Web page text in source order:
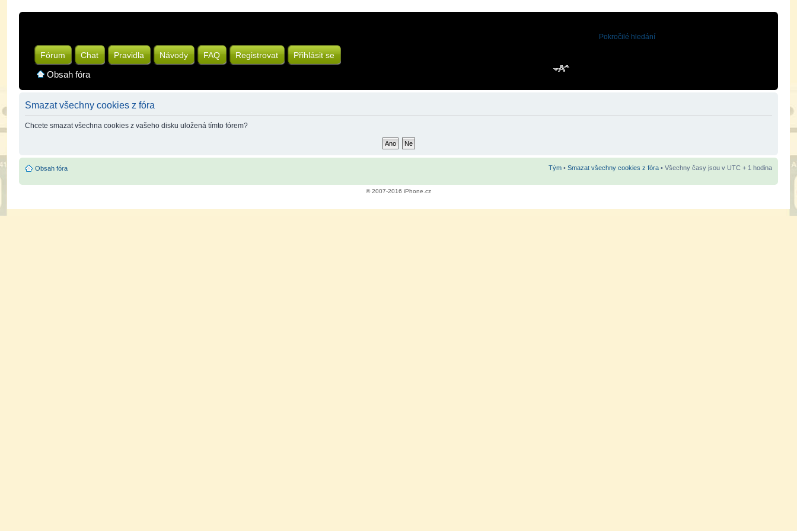
Fórum Chat Pravidla Návody FAQ Registrovat Přihlásit se
Obsah fóra
Pokročilé hledání
Smazat všechny cookies z fóra
Chcete smazat všechna cookies z vašeho disku uložená tímto fórem?
Obsah fóra Tým • Smazat všechny cookies z fóra • Všechny časy jsou v UTC + 1 hodina
© 2007-2016 iPhone.cz